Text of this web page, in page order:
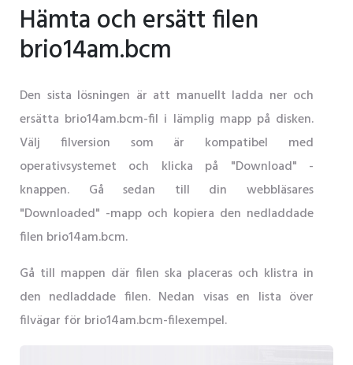
Hämta och ersätt filen
brio14am.bcm
Den sista lösningen är att manuellt ladda ner och
ersätta brio14am.bcm-fil i lämplig mapp på disken.
Välj filversion som är kompatibel med
operativsystemet och klicka på "Download" -
knappen. Gå sedan till din webbläsares
"Downloaded" -mapp och kopiera den nedladdade
filen brio14am.bcm.
Gå till mappen där filen ska placeras och klistra in
den nedladdade filen. Nedan visas en lista över
filvägar för brio14am.bcm-filexempel.